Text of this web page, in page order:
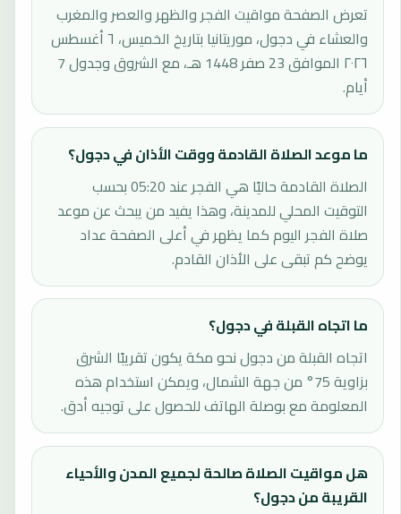
تعرض الصفحة مواقيت الفجر والظهر والعصر والمغرب
والعشاء في دجول، موريتانيا بتاريخ الخميس، ٦ أغسطس
٢٠٢٦ الموافق 23 صفر 1448 هـ، مع الشروق وجدول 7
أيام.
ما موعد الصلاة القادمة ووقت الأذان في دجول؟
الصلاة القادمة حاليًا هي الفجر عند 05:20 بحسب
التوقيت المحلي للمدينة، وهذا يفيد من يبحث عن موعد
صلاة الفجر اليوم كما يظهر في أعلى الصفحة عداد
يوضح كم تبقى على الأذان القادم.
ما اتجاه القبلة في دجول؟
اتجاه القبلة من دجول نحو مكة يكون تقريبًا الشرق
بزاوية 75° من جهة الشمال، ويمكن استخدام هذه
المعلومة مع بوصلة الهاتف للحصول على توجيه أدق.
هل مواقيت الصلاة صالحة لجميع المدن والأحياء
القريبة من دجول؟